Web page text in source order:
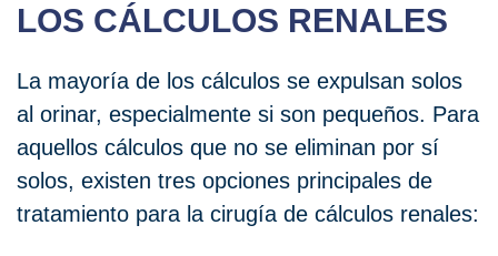
LOS CÁLCULOS RENALES
La mayoría de los cálculos se expulsan solos
al orinar, especialmente si son pequeños. Para
aquellos cálculos que no se eliminan por sí
solos, existen tres opciones principales de
tratamiento para la cirugía de cálculos renales: